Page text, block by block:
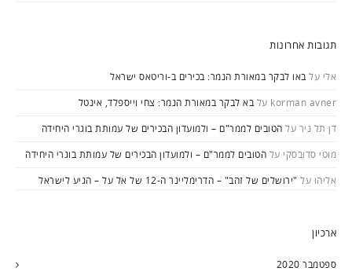
תגובות אחרונות
אלי עלבאו לבקר במאורת הנמר: בכירים ב-וריטאס ישראל
korman avner עלבא לבקר במאורת הנמר: צחי וייספלד, אינטל
דן תל ניר על הטובים לממר"ם – ולמועדון הבכירים של עמותת בוגרי היחידה
מוטי סדובסקי על הטובים לממר"ם – ולמועדון הבכירים של עמותת בוגרי היחידה
אליהו על "ירושלים של זהב" – הדרימליינר ה-12 של אל על – הגיע לישראל
ארכיון
ספטמבר 2020